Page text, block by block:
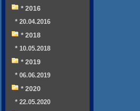
* 2016
* 20.04.2016
* 2018
* 10.05.2018
* 2019
* 06.06.2019
* 2020
* 22.05.2020